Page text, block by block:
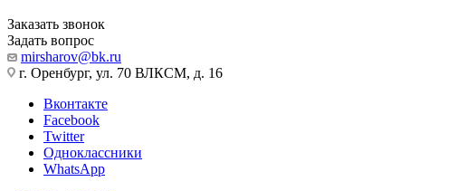
Заказать звонок
Задать вопрос
mirsharov@bk.ru
г. Оренбург, ул. 70 ВЛКСМ, д. 16
Вконтакте
Facebook
Twitter
Одноклассники
WhatsApp